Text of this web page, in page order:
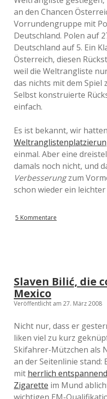
an den Chancen
Vorrundengruppe mit
Deutschland. Polen auf
Deutschland auf 5. Ein
Österreich, diesen
weil die Weltrangliste
das nichts mit dem
Selbst konstruierte
einfach.
Es ist bekannt, wir
einmal. Aber eine
damals noch nicht, und
Verbesserungzum
schon wieder ein
5 Kommentare
Slaven Bilić, die
Mexico
Veröffentlicht am 27. März 2008
Nicht nur, dass er
liken viel zu kurz
Skifahrer-Mützchen als
an der Seitenlinie stand:
mit herrlich
Zigarette im Mund